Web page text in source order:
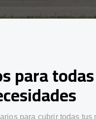
para
para cubrir todas tus